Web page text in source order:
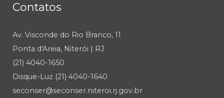
Contatos
Av. Visconde do Rio Branco, 11
Ponta d'Areia, Niterói | RJ
(21) 4040-1650
Disque-Luz (21) 4040-1640
seconser@seconser.niteroi.rj.gov.br